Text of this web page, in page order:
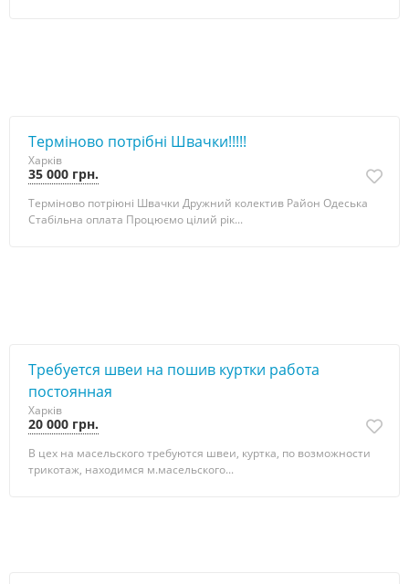
Терміново потрібні Швачки!!!!!
Харків
35 000 грн.
Терміново потріюні Швачки Дружний колектив Район Одеська
Стабільна оплата Процюємо цілий рік...
Требуется швеи на пошив куртки работа
постоянная
Харків
20 000 грн.
В цех на масельского требуются швеи, куртка, по возможности
трикотаж, находимся м.масельского...